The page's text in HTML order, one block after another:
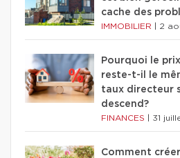
cache des
IMMOBILIER 2
Pourquoi le
reste-t-il le
taux directeur
descend?
FINANCES 31
Comment